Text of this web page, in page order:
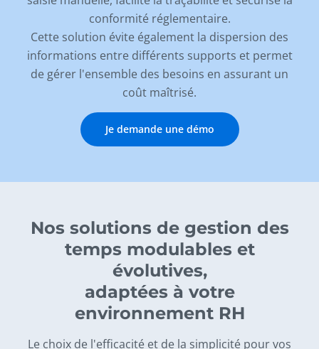
conformité réglementaire.
Cette solution évite également la dispersion des
informations entre différents supports et permet
de gérer l'ensemble des besoins en assurant un
coût maîtrisé.
Je demande une démo
Nos solutions de gestion des
temps modulables et
évolutives,
adaptées à votre
environnement RH
Le choix de l'efficacité et de la simplicité pour vos